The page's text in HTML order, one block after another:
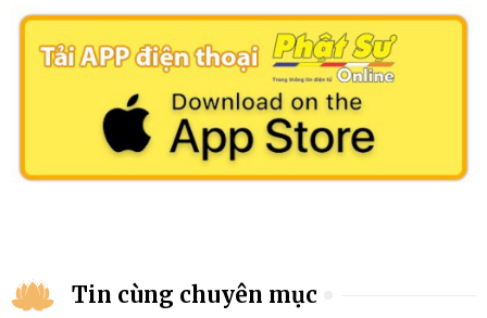
Tin cùng chuyên mục